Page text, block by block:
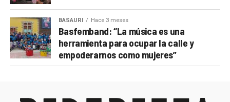
BASAURI Hace 3 meses
Basfemband: “La música es una
herramienta para ocupar la calle y
empoderarnos como mujeres”